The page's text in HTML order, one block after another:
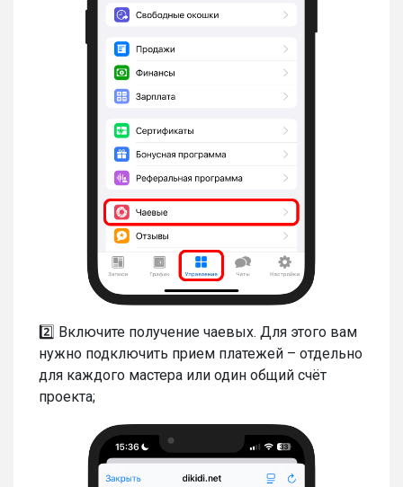
2️⃣ Включите получение чаевых. Для этого вам
нужно подключить прием платежей – отдельно
для каждого мастера или один общий счёт
проекта;